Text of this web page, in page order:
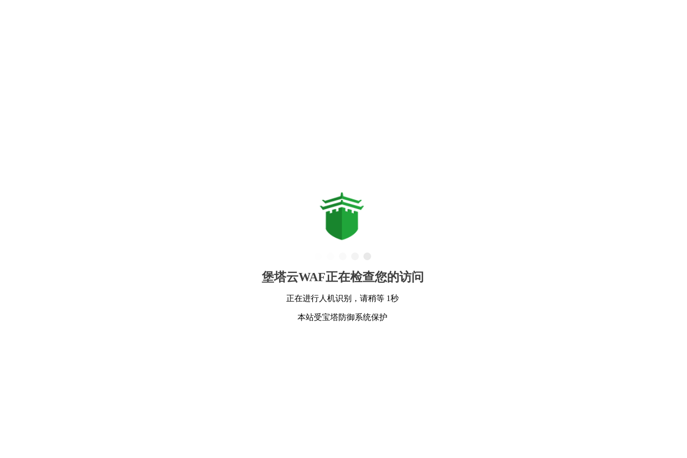
堡塔云WAF正在检查您的访问
正在进行人机识别，请稍等 1秒
本站受宝塔防御系统保护